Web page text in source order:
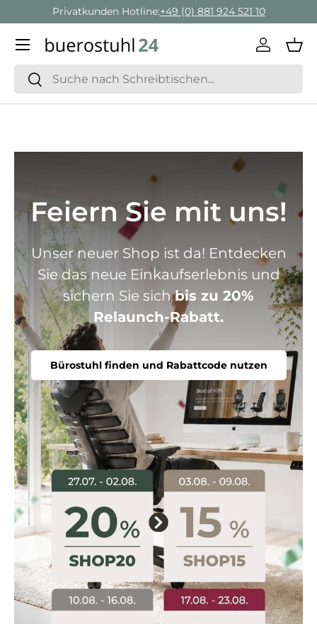
Direkt zum Inhalt
Geschäftskunden Beratung:+ 49 (0) 881 924 521 22
Suchen
Suchen
Menü
Feiern Sie mit uns!
Unser neuer Shop ist da! Entdecken
Sie das neue Einkaufserlebnis und
sichern Sie sichbis zu 20%
Relaunch-Rabatt.
Bürostuhl finden und Rabattcode nutzen